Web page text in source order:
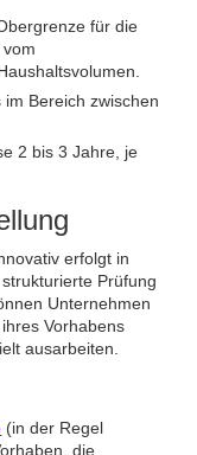
für die
Bereich zwischen
2 bis 3 Jahre, je
erfolgt in
Prüfung
Unternehmen
Vorhabens
ausarbeiten.
(in der Regel
die